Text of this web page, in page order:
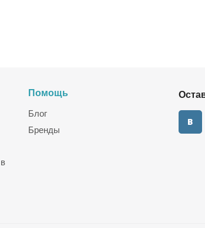
Помощь
Блог
Бренды